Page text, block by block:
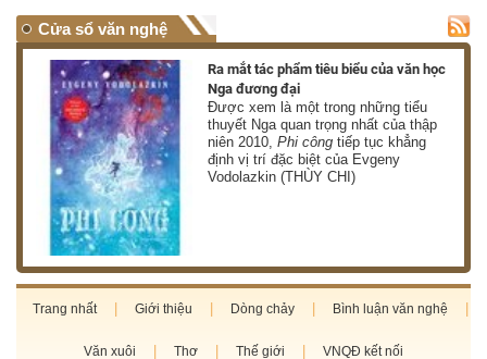
Cửa sổ văn nghệ
Ra mắt tác phẩm tiêu biểu của văn học
Nga đương đại
Được xem là một trong những tiểu
thuyết Nga quan trọng nhất của thập
niên 2010,Phi công tiếp tục khẳng
định vị trí đặc biệt của Evgeny
Vodolazkin (THÙY CHI)
Trang nhất Giới thiệu Dòng chảy Bình luận văn nghệ
Văn xuôi Thơ Thế giới VNQĐ kết nối